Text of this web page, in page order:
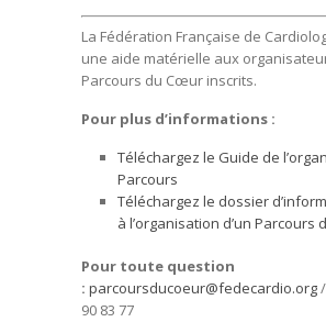
La Fédération Française de
une aide matérielle aux
Parcours du Cœur inscrits.
Pour plus d’informations :
Téléchargez le Guide de
Parcours
Téléchargez le dossier
à l’organisation d’un Parcours
Pour toute question
: parcoursducoeur@fedecardio.org
90 83 77